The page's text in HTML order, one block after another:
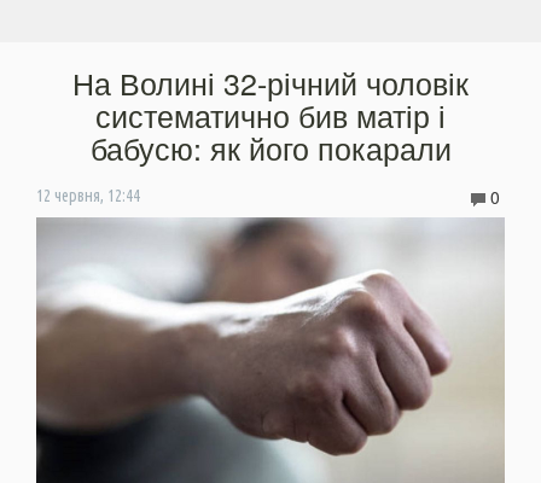
На Волині 32-річний чоловік
систематично бив матір і
бабусю: як його покарали
12 червня, 12:44 0